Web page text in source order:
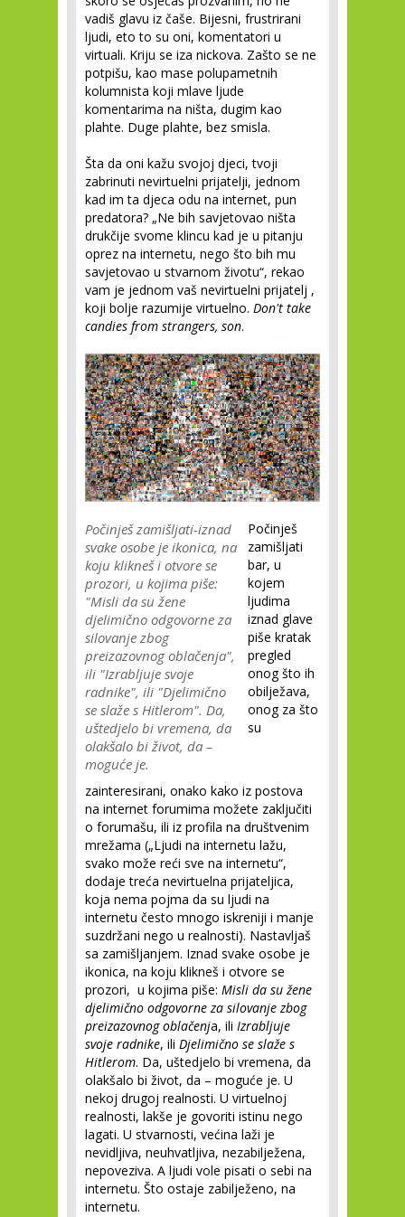
vadiš glavu iz čaše. Bijesni, frustrirani
ljudi, eto to su oni, komentatori u
virtuali. Kriju se iza nickova. Zašto se ne
potpišu, kao mase polupametnih
kolumnista koji mlave ljude
komentarima na ništa, dugim kao
plahte. Duge plahte, bez smisla.
Šta da oni kažu svojoj djeci, tvoji
zabrinuti nevirtuelni prijatelji, jednom
kad im ta djeca odu na internet, pun
predatora? „Ne bih savjetovao ništa
drukčije svome klincu kad je u pitanju
oprez na internetu, nego što bih mu
savjetovao u stvarnom životu“, rekao
vam je jednom vaš nevirtuelni prijatelj ,
koji bolje razumije virtuelno. Don't take
candies from strangers, son.
Počinješ zamišljati-iznad
svake osobe je ikonica, na
koju klikneš i otvore se
prozori, u kojima piše:
"Misli da su žene
djelimično odgovorne za
silovanje zbog
preizazovnog oblačenja",
ili "Izrabljuje svoje
radnike", ili "Djelimično
se slaže s Hitlerom". Da,
uštedjelo bi vremena, da
olakšalo bi život, da –
moguće je.
Počinješ
zamišljati
bar, u
kojem
ljudima
iznad glave
piše kratak
pregled
onog što ih
obilježava,
onog za što
su
zainteresirani, onako kako iz postova
na internet forumima možete zaključiti
o forumašu, ili iz profila na društvenim
mrežama („Ljudi na internetu lažu,
svako može reći sve na internetu“,
dodaje treća nevirtuelna prijateljica,
koja nema pojma da su ljudi na
internetu često mnogo iskreniji i manje
suzdržani nego u realnosti). Nastavljaš
sa zamišljanjem. Iznad svake osobe je
ikonica, na koju klikneš i otvore se
prozori, u kojima piše: Misli da su žene
djelimično odgovorne za silovanje zbog
preizazovnog oblačenja, ili Izrabljuje
svoje radnike, ili Djelimično se slaže s
Hitlerom. Da, uštedjelo bi vremena, da
olakšalo bi život, da – moguće je. U
nekoj drugoj realnosti. U virtuelnoj
realnosti, lakše je govoriti istinu nego
lagati. U stvarnosti, većina laži je
nevidljiva, neuhvatljiva, nezabilježena,
nepoveziva. A ljudi vole pisati o sebi na
internetu. Što ostaje zabilježeno, na
internetu.